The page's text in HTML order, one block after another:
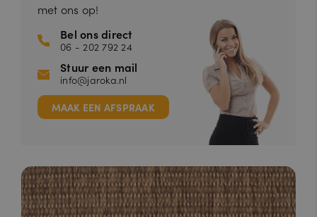
met ons op!
Bel ons direct
06 - 202 792 24
Stuur een mail
info@jaroka.nl
MAAK EEN AFSPRAAK